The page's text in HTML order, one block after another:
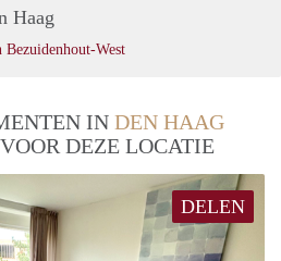
Haag
West
IN DEN HAAG
DEZE LOCATIE
DELEN